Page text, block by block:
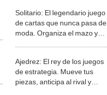
Solitario: El legendario juego
de cartas que nunca pasa de
moda. Organiza el mazo y
Ajedrez: El rey de los juegos
de estrategia. Mueve tus
piezas, anticipa al rival y